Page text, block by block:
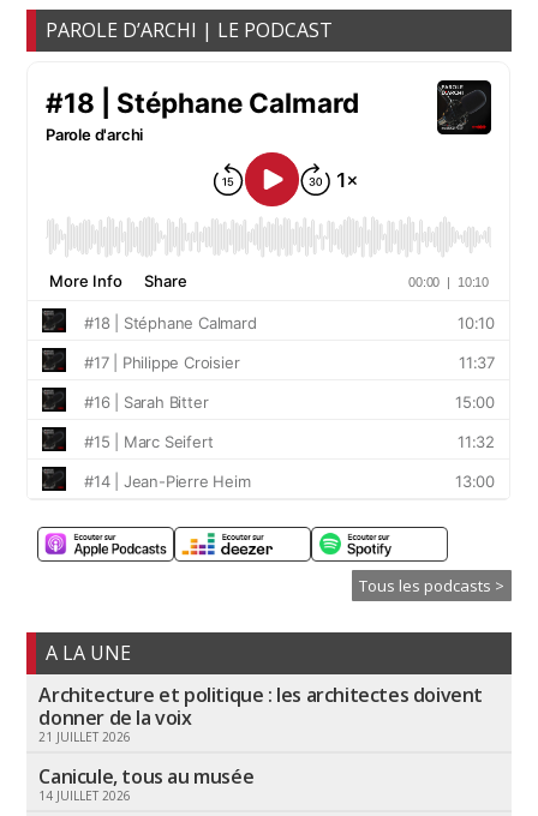
PAROLE D’ARCHI | LE PODCAST
Tous les podcasts >
A LA UNE
Architecture et politique : les architectes doivent
donner de la voix
21 JUILLET 2026
Canicule, tous au musée
14 JUILLET 2026